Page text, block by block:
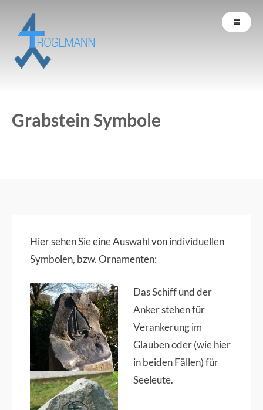
Grabstein Symbole
Hier sehen Sie eine Auswahl von individuellen
Symbolen, bzw. Ornamenten:
Das Schiff und der
Anker stehen für
Verankerung im
Glauben oder (wie hier
in beiden Fällen) für
Seeleute.